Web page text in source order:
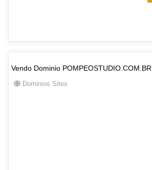
Vendo Dominio POMPEOSTUDIO.COM.BR
Dominios Sites